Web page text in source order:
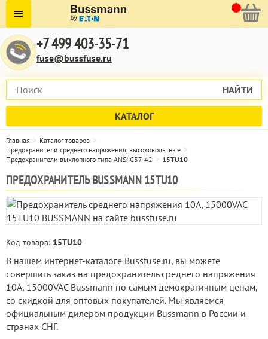
+7 499 403-35-71
fuse@bussfuse.ru
НАЙТИ
КАТАЛОГ
Главная
Каталог товаров
Предохранители среднего напряжения, высоковольтные
Предохранители выхлопного типа ANSI C37-42
15TU10
ПРЕДОХРАНИТЕЛЬ BUSSMANN 15TU10
Код товара: 15TU10
В нашем интернет-каталоге Bussfuse.ru, вы можете
совершить заказ на предохранитель среднего напряжения
10А, 15000VAC Bussmann по самым демократичным ценам,
со скидкой для оптовых покупателей. Мы являемся
официальным дилером продукции Bussmann в России и
странах СНГ.